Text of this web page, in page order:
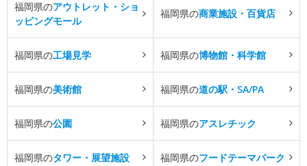
福岡県のアウトレット・ショ
ッピングモール
福岡県の商業施設・百貨店
福岡県の工場見学 福岡県の博物館・科学館
福岡県の美術館 福岡県の道の駅・SA/PA
福岡県の公園 福岡県のアスレチック
福岡県のタワー・展望施設 福岡県のフードテーマパーク